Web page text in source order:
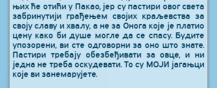
њих ће отићи у Пакао, јер су пастири овог света
забринутији грађењем својих краљевства за
своју славу и хвалу, а не за Онога које је платио
цену како би душе могле да се спасу. Будите
упозорени, ви сте одговорни за оно што знате.
Пастири требају обезбеђивати за овце, и ни
једна не треба оскудевати. То су МОЈИ јагањци
које ви занемарујете.